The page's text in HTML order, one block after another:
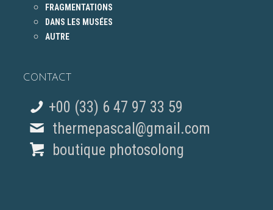
FRAGMENTATIONS
DANS LES MUSÉES
AUTRE
CONTACT
+00 (33) 6 47 97 33 59
thermepascal@gmail.com
boutique photosolong